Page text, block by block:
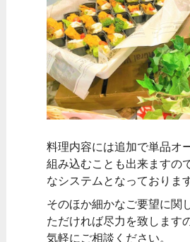
料理内容には追加で単品オ
組み込むことも出来ますの
なシステムとなっております
そのほか細かなご要望に関
ただければ尽力を致します
気軽にご相談ください。